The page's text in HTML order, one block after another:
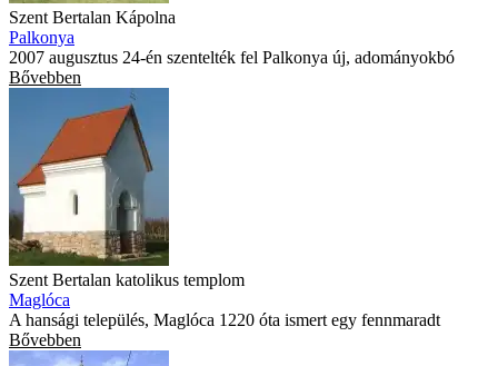
Szent Bertalan Kápolna
Palkonya
2007 augusztus 24-én szentelték fel Palkonya új, adományokbó
Bővebben
Szent Bertalan katolikus templom
Maglóca
A hansági település, Maglóca 1220 óta ismert egy fennmaradt
Bővebben